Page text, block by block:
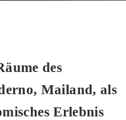
des
Mailand, als
Erlebnis